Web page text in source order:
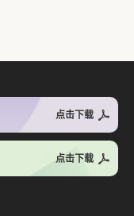
点击下载
点击下载